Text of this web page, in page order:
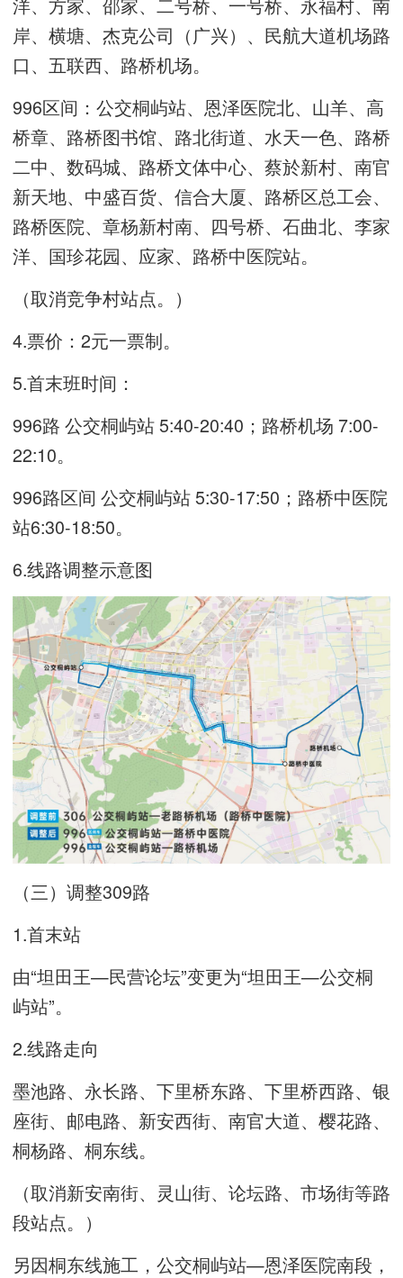
岸、横塘、杰克公司（广兴）、民航大道机场路
口、五联西、路桥机场。
996区间：公交桐屿站、恩泽医院北、山羊、高
桥章、路桥图书馆、路北街道、水天一色、路桥
二中、数码城、路桥文体中心、蔡於新村、南官
新天地、中盛百货、信合大厦、路桥区总工会、
路桥医院、章杨新村南、四号桥、石曲北、李家
洋、国珍花园、应家、路桥中医院站。
（取消竞争村站点。）
4.票价：2元一票制。
5.首末班时间：
996路 公交桐屿站 5:40-20:40；路桥机场 7:00-
22:10。
996路区间 公交桐屿站 5:30-17:50；路桥中医院
站6:30-18:50。
6.线路调整示意图
（三）调整309路
1.首末站
由“坦田王—民营论坛”变更为“坦田王—公交桐
屿站”。
2.线路走向
墨池路、永长路、下里桥东路、下里桥西路、银
座街、邮电路、新安西街、南官大道、樱花路、
桐杨路、桐东线。
（取消新安南街、灵山街、论坛路、市场街等路
段站点。）
另因桐东线施工，公交桐屿站—恩泽医院南段，